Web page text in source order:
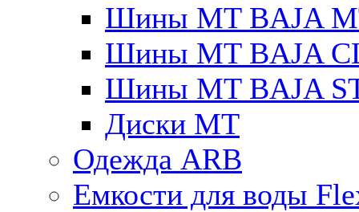
Шины MT BAJA
Шины MT BAJA
Шины MT BAJA
Диски MT
Одежда ARB
Емкости для воды